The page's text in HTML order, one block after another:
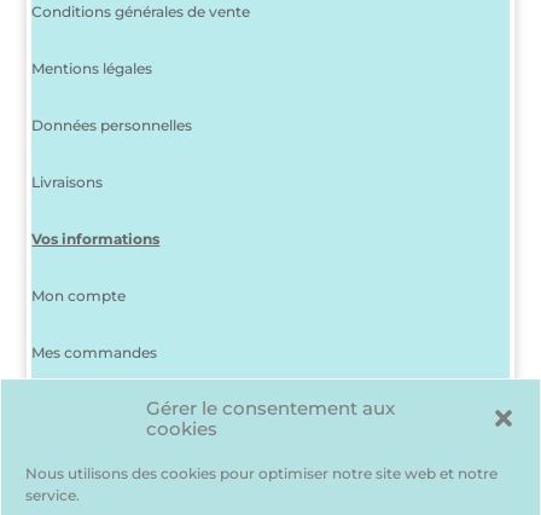
Gérer le consentement aux
cookies
Nous utilisons des cookies pour optimiser notre site web et notre
service.
Conditions générales de vente
Mentions légales
Données personnelles
Livraisons
Vos informations
Mon compte
Mes commandes
J’ai perdu mon mot de passe
Déconnexion